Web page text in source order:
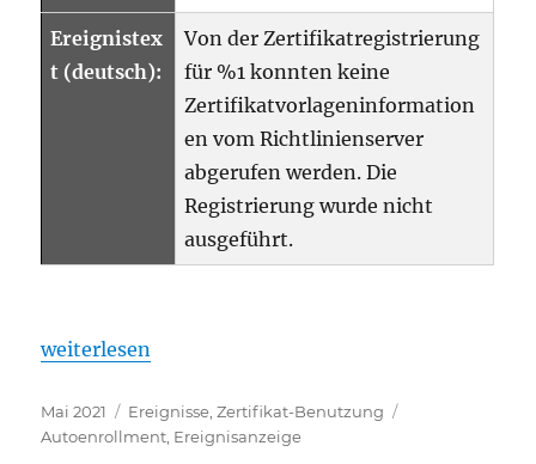
Ereignistex
t (deutsch):
Von der Zertifikatregistrierung
für %1 konnten keine
Zertifikatvorlageninformation
en vom Richtlinienserver
abgerufen werden. Die
Registrierung wurde nicht
ausgeführt.
„Details zum Ereignis mit ID 15 der Quelle
weiterlesen
Veröffentlicht
am
Mai 2021 Kategorien
Ereignisse ,Zertifikat-Benutzung
Autoenrollment Ereignisanzeige